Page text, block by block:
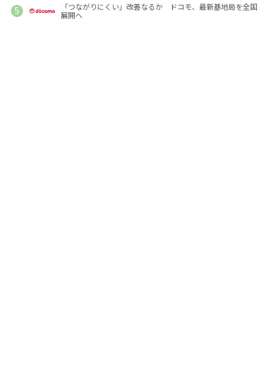
「つながりにくい」改善なるか ドコモ、最新基地局を全国
展開へ